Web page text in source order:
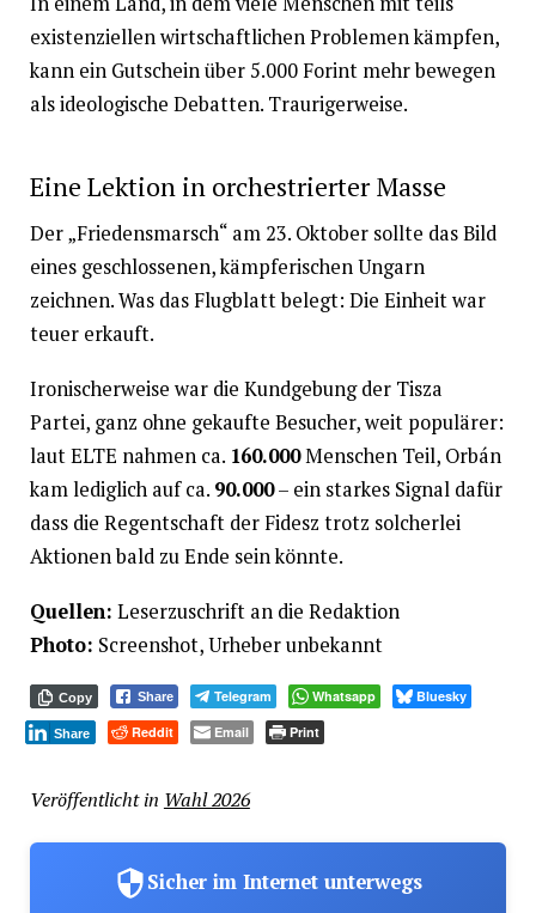
existenziellen wirtschaftlichen Problemen kämpfen,
kann ein Gutschein über 5.000 Forint mehr bewegen
als ideologische Debatten. Traurigerweise.
Eine Lektion in orchestrierter Masse
Der „Friedensmarsch“ am 23. Oktober sollte das Bild
eines geschlossenen, kämpferischen Ungarn
zeichnen. Was das Flugblatt belegt: Die Einheit war
teuer erkauft.
Ironischerweise war die Kundgebung der Tisza
Partei, ganz ohne gekaufte Besucher, weit populärer:
laut ELTE nahmen ca. 160.000Menschen Teil, Orbán
kam lediglich auf ca. 90.000– ein starkes Signal dafür
dass die Regentschaft der Fidesz trotz solcherlei
Aktionen bald zu Ende sein könnte.
Quellen: Leserzuschrift an die Redaktion
Photo: Screenshot, Urheber unbekannt
Copy Share Telegram Whatsapp Bluesky
Share Reddit Email Print
Veröffentlicht in Wahl 2026
Sicher im Internet unterwegs